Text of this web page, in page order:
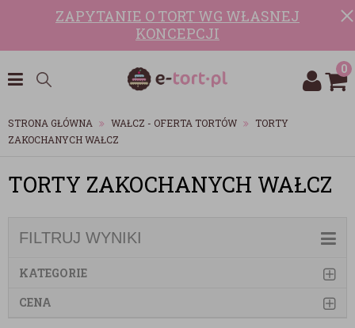
ZAPYTANIE O TORT WG WŁASNEJ
KONCEPCJI
0
STRONA GŁÓWNA WAŁCZ - OFERTA TORTÓW
TORTY
ZAKOCHANYCH WAŁCZ
TORTY ZAKOCHANYCH WAŁCZ
FILTRUJ WYNIKI
KATEGORIE
CENA